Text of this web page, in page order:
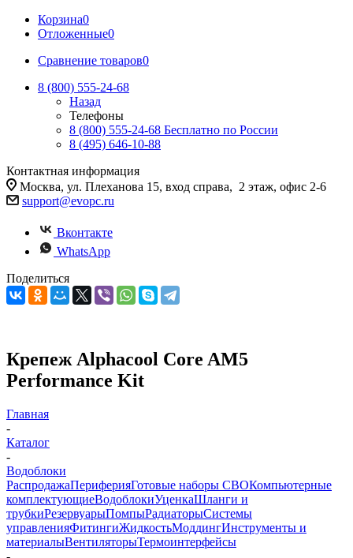
Корзина0
Отложенные0
Сравнение товаров0
8 (800) 555-24-68
Назад
Телефоны
8 (800) 555-24-68 Бесплатно по России
8 (495) 646-10-88
Контактная информация
Москва, ул. Плеханова 15, вход справа, 2 этаж, офис 2-6
support@evopc.ru
Вконтакте
WhatsApp
Поделиться
Крепеж Alphacool Core AM5
Performance Kit
Главная
-
Каталог
-
Водоблоки
РаспродажаПериферияГотовые наборы СВОКомпьютерные
комплектующиеВодоблокиУценкаШланги и
трубкиРезервуарыПомпыРадиаторыСистемы
управленияФитингиЖидкостьМоддингИнструменты и
материалыВентиляторыТермоинтерфейсы